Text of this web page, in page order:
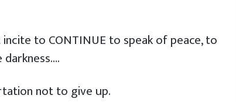
to CONTINUE to speak of peace, to
not to give up.